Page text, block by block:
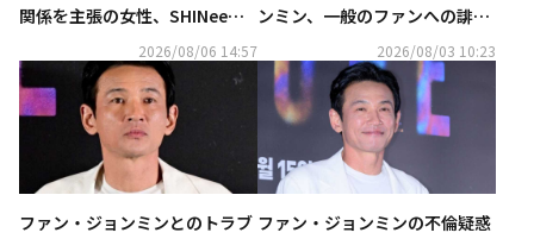
関係を主張の女性、SHINee＆N
CTのファンだった？約70件の
通話内容も明らかに
2026/08/06 14:57
ンミン、一般のファンへの誹謗
中傷に警告「暴露者ではない」
2026/08/03 10:23
ファン・ジョンミンとのトラブ ファン・ジョンミンの不倫疑惑